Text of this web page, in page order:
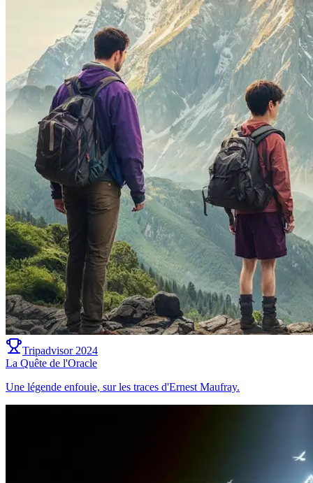
Tripadvisor 2024
La Quête de l'Oracle
Une légende enfouie, sur les traces d'Ernest Maufray.